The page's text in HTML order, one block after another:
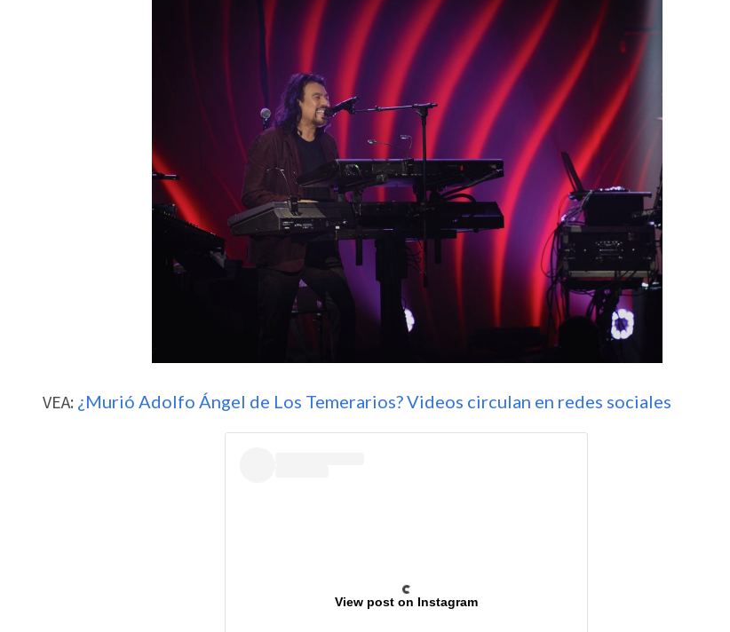
VEA: ¿Murió Adolfo Ángel de Los Temerarios? Videos circulan en redes sociales
View post on Instagram